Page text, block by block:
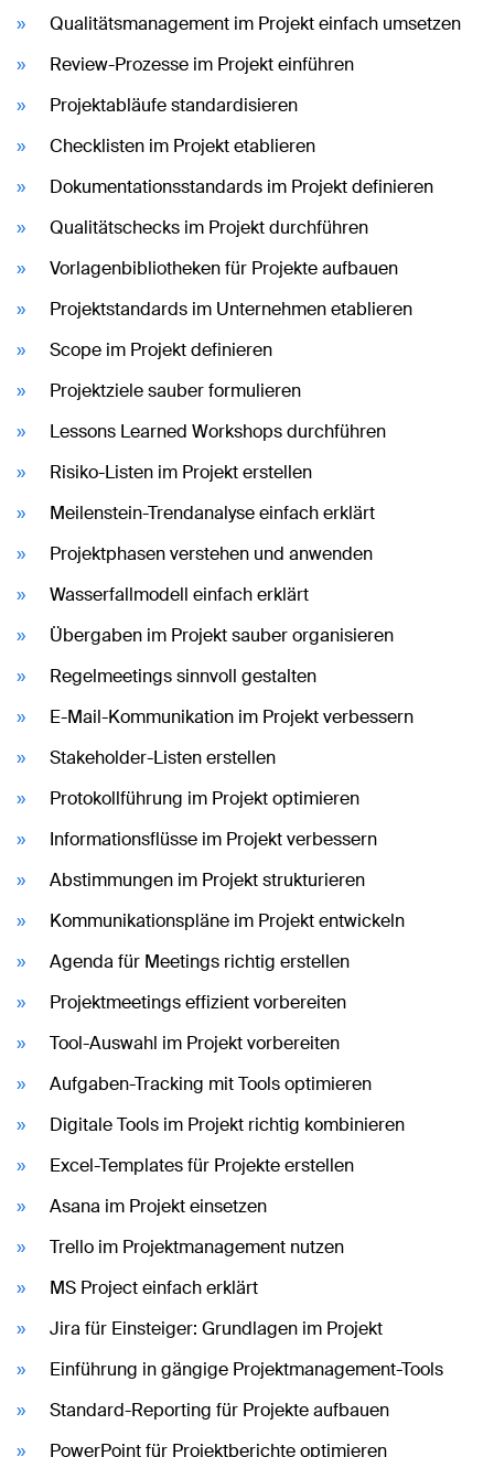
Qualitätsmanagement im Projekt einfach umsetzen
Review-Prozesse im Projekt einführen
Projektabläufe standardisieren
Checklisten im Projekt etablieren
Dokumentationsstandards im Projekt definieren
Qualitätschecks im Projekt durchführen
Vorlagenbibliotheken für Projekte aufbauen
Projektstandards im Unternehmen etablieren
Scope im Projekt definieren
Projektziele sauber formulieren
Lessons Learned Workshops durchführen
Risiko-Listen im Projekt erstellen
Meilenstein-Trendanalyse einfach erklärt
Projektphasen verstehen und anwenden
Wasserfallmodell einfach erklärt
Übergaben im Projekt sauber organisieren
Regelmeetings sinnvoll gestalten
E-Mail-Kommunikation im Projekt verbessern
Stakeholder-Listen erstellen
Protokollführung im Projekt optimieren
Informationsflüsse im Projekt verbessern
Abstimmungen im Projekt strukturieren
Kommunikationspläne im Projekt entwickeln
Agenda für Meetings richtig erstellen
Projektmeetings effizient vorbereiten
Tool-Auswahl im Projekt vorbereiten
Aufgaben-Tracking mit Tools optimieren
Digitale Tools im Projekt richtig kombinieren
Excel-Templates für Projekte erstellen
Asana im Projekt einsetzen
Trello im Projektmanagement nutzen
MS Project einfach erklärt
Jira für Einsteiger: Grundlagen im Projekt
Einführung in gängige Projektmanagement-Tools
Standard-Reporting für Projekte aufbauen
PowerPoint für Projektberichte optimieren